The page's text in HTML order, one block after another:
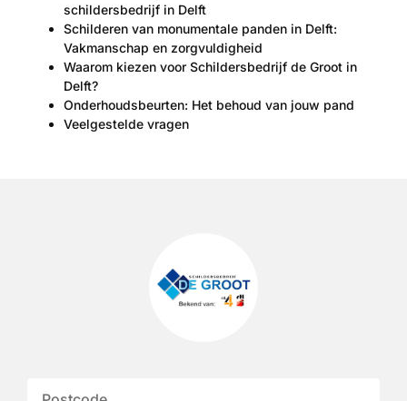
schildersbedrijf in Delft
Schilderen van monumentale panden in Delft:
Vakmanschap en zorgvuldigheid
Waarom kiezen voor Schildersbedrijf de Groot in
Delft?
Onderhoudsbeurten: Het behoud van jouw pand
Veelgestelde vragen